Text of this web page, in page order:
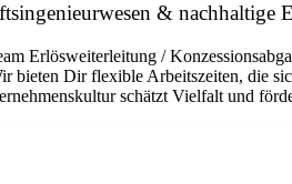
&
Erlösweiterleitung /
bieten Dir flexible Arbeitszeiten, die
schätzt Vielfalt und